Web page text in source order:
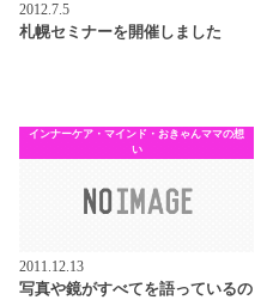
2012.7.5
札幌セミナーを開催しました
インナーケア・マインド・おきゃんママの想
い
2011.12.13
写真や鏡がすべてを語っているの